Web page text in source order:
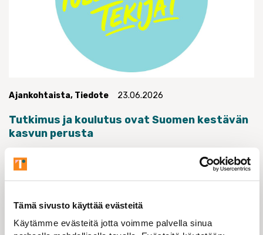
Tämä sivusto käyttää evästeitä
Käytämme evästeitä jotta voimme palvella sinua
Ajankohtaista, Tiedote 23.06.2026
Tutkimus ja koulutus ovat Suomen kestävän
kasvun perusta